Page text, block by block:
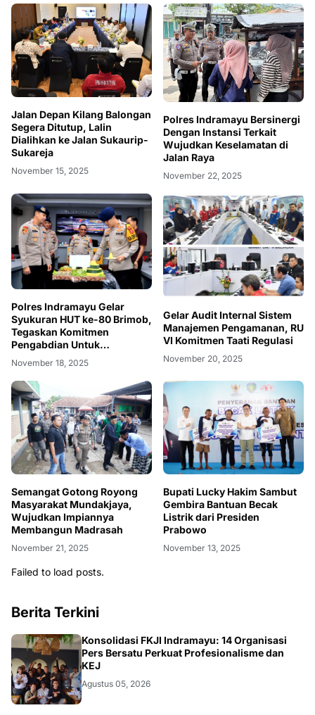
Jalan Depan Kilang Balongan
Segera Ditutup, Lalin
Dialihkan ke Jalan Sukaurip-
Sukareja
November 15, 2025
Polres Indramayu Bersinergi
Dengan Instansi Terkait
Wujudkan Keselamatan di
Jalan Raya
November 22, 2025
Polres Indramayu Gelar
Syukuran HUT ke-80 Brimob,
Tegaskan Komitmen
Pengabdian Untuk
Masyarakat
November 18, 2025
Gelar Audit Internal Sistem
Manajemen Pengamanan, RU
VI Komitmen Taati Regulasi
November 20, 2025
Semangat ‎Gotong Royong
Masyarakat Mundakjaya,
Wujudkan Impiannya
Membangun Madrasah
November 21, 2025
Bupati Lucky Hakim Sambut
Gembira Bantuan Becak
Listrik dari Presiden
Prabowo
November 13, 2025
Failed to load posts.
Berita Terkini
Konsolidasi FKJI Indramayu: 14 Organisasi
Pers Bersatu Perkuat Profesionalisme dan
KEJ
Agustus 05, 2026